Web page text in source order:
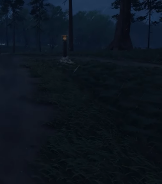
trải nghiệm cốt truyện với một tựa game đồ